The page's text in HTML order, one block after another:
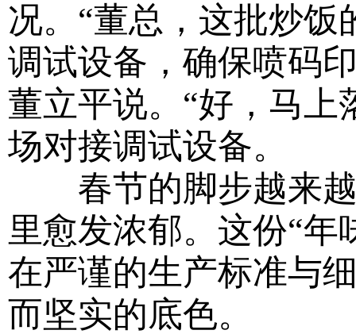
况。“董总，这批炒
调试设备，确保喷码
董立平说。“好，马上
场对接调试设备。
春节的脚步越来越
里愈发浓郁。这份“
在严谨的生产标准与
而坚实的底色。